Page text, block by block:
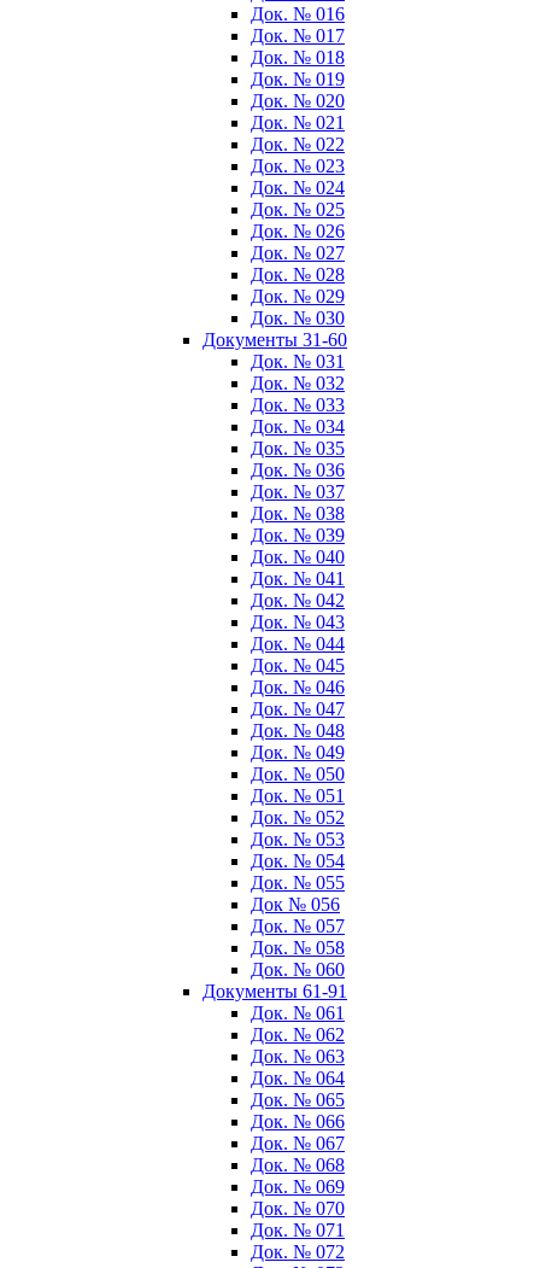
Док. № 016
Док. № 017
Док. № 018
Док. № 019
Док. № 020
Док. № 021
Док. № 022
Док. № 023
Док. № 024
Док. № 025
Док. № 026
Док. № 027
Док. № 028
Док. № 029
Док. № 030
Документы 31-60
Док. № 031
Док. № 032
Док. № 033
Док. № 034
Док. № 035
Док. № 036
Док. № 037
Док. № 038
Док. № 039
Док. № 040
Док. № 041
Док. № 042
Док. № 043
Док. № 044
Док. № 045
Док. № 046
Док. № 047
Док. № 048
Док. № 049
Док. № 050
Док. № 051
Док. № 052
Док. № 053
Док. № 054
Док. № 055
Док № 056
Док. № 057
Док. № 058
Док. № 060
Документы 61-91
Док. № 061
Док. № 062
Док. № 063
Док. № 064
Док. № 065
Док. № 066
Док. № 067
Док. № 068
Док. № 069
Док. № 070
Док. № 071
Док. № 072